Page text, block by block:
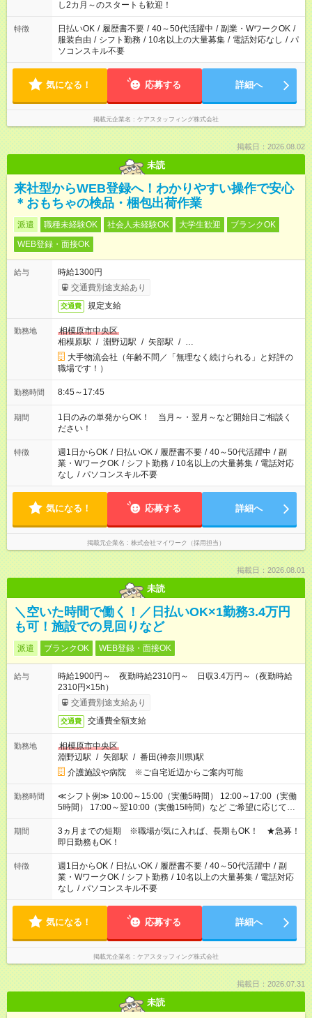
し2カ月～のスタートも歓迎！
特徴 日払いOK / 履歴書不要 / 40～50代活躍中 / 副業・WワークOK /
服装自由 / シフト勤務 / 10名以上の大量募集 / 電話対応なし / パ
ソコンスキル不要
気になる！ 応募する 詳細へ
掲載元企業名 ケアスタッフィング株式会社
掲載日：2026.08.02
未読
来社型からWEB登録へ！わかりやすい操作で安心
＊おもちゃの検品・梱包出荷作業
派遣 職種未経験OK 社会人未経験OK 大学生歓迎
ブランクOK
WEB登録・面接OK
給与
時給1300円
交通費別途支給あり
交通費 規定支給
勤務地
相模原市中央区
相模原駅 / 淵野辺駅 / 矢部駅 / …
大手物流会社（年齢不問／「無理なく続けられる」と好評の
職場です！）
勤務時間 8:45～17:45
期間
1日のみの単発からOK！ 当月～・翌月～など開始日ご相談く
ださい！
特徴 週1日からOK / 日払いOK / 履歴書不要 / 40～50代活躍中 / 副
業・WワークOK / シフト勤務 / 10名以上の大量募集 / 電話対応
なし / パソコンスキル不要
気になる！ 応募する 詳細へ
掲載元企業名 株式会社マイワーク（採用担当）
掲載日：2026.08.01
未読
＼空いた時間で働く！／日払いOK×1勤務3.4万円
も可！施設での見回りなど
派遣 ブランクOK WEB登録・面接OK
給与
時給1900円～ 夜勤時給2310円～ 日収3.4万円～（夜勤時給
2310円×15h）
交通費別途支給あり
交通費 交通費全額支給
勤務地
相模原市中央区
淵野辺駅 / 矢部駅 / 番田(神奈川県)駅
介護施設や病院 ※ご自宅近辺からご案内可能
勤務時間
≪シフト例≫ 10:00～15:00（実働5時間） 12:00～17:00（実働
5時間） 17:00～翌10:00（実働15時間）など ご希望に応じて、
働く時間は調整できます！ お気軽に担当へ相談ください！
期間
3ヵ月までの短期 ※職場が気に入れば、長期もOK！ ★急募！
即日勤務もOK！
特徴 週1日からOK / 日払いOK / 履歴書不要 / 40～50代活躍中 / 副
業・WワークOK / シフト勤務 / 10名以上の大量募集 / 電話対応
なし / パソコンスキル不要
気になる！ 応募する 詳細へ
掲載元企業名 ケアスタッフィング株式会社
掲載日：2026.07.31
未読